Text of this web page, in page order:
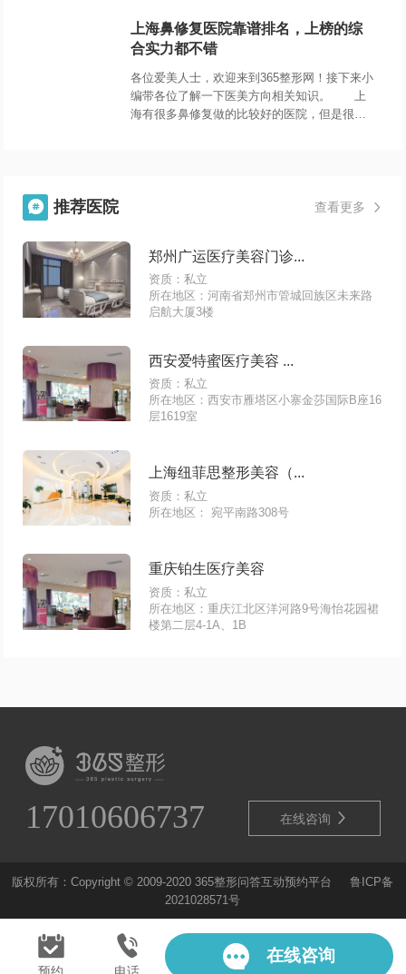
择一家好的整形医院显得尤为重要。下面小编
就
上海鼻修复医院靠谱排名，上榜的综
合实力都不错
各位爱美人士，欢迎来到365整形网！接下来小
编带各位了解一下医美方向相关知识。 上
海有很多鼻修复做的比较好的医院，但是很多
 推荐医院 查看更多 
郑州广运医疗美容门诊...
资质：私立
所在地区：河南省郑州市管城回族区未来路
启航大厦3楼
西安爱特蜜医疗美容 ...
资质：私立
所在地区：西安市雁塔区小寨金莎国际B座16
层1619室
上海纽菲思整形美容（...
资质：私立
所在地区： 宛平南路308号
重庆铂生医疗美容
资质：私立
所在地区：重庆江北区洋河路9号海怡花园裙
楼第二层4-1A、1B
17010606737 在线咨询 
版权所有：Copyright © 2009-2020 365整形问答互动预约平台鲁ICP备
2021028571号
预约 电话
在线咨询